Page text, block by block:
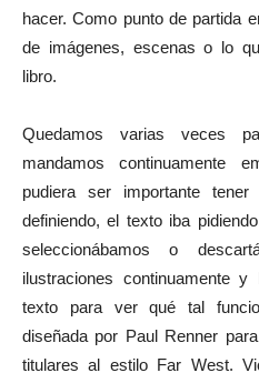
hacer. Como punto de partida
de imágenes, escenas o lo
libro.
Quedamos varias veces
mandamos continuamente
pudiera ser importante
definiendo, el texto iba
seleccionábamos o
ilustraciones continuamente
texto para ver qué tal
diseñada por Paul Renner
titulares al estilo Far West.